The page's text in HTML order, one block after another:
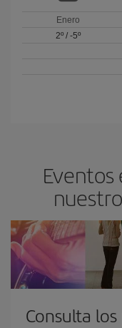
Enero
2º/ -5º
Eventos
Consulta